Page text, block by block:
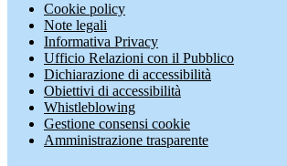
Cookie policy
Note legali
Informativa Privacy
Ufficio Relazioni con il Pubblico
Dichiarazione di accessibilità
Obiettivi di accessibilità
Whistleblowing
Gestione consensi cookie
Amministrazione trasparente